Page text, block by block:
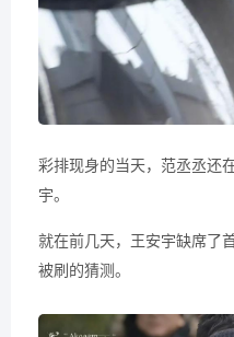
彩排现身的当天，范丞丞还
宇。
就在前几天，王安宇缺席了
被刷的猜测。